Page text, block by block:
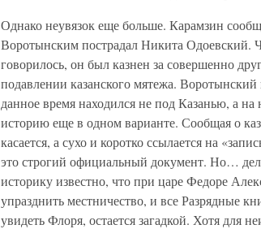
Однако неувязок еще больше. Карамзин
Воротынским пострадал Никита Одоевский.
говорилось, он был казнен за совершенно
подавлении казанского мятежа.
данное время находился не под Казанью, а
историю еще в одном варианте. Сообщая о
касается, а сухо и коротко ссылается на
это строгий официальный документ. Но…
историку известно, что при царе Федоре
упразднить местничество, и все Разрядные
увидеть Флоря, остается загадкой. Хотя для